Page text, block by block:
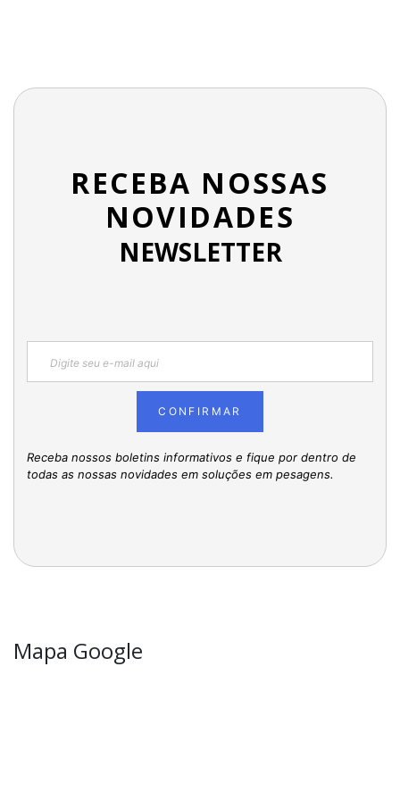
RECEBA NOSSAS
NOVIDADES
NEWSLETTER
CONFIRMAR
Receba nossos boletins informativos e fique por dentro de
todas as nossas novidades em soluções em pesagens.
Mapa Google